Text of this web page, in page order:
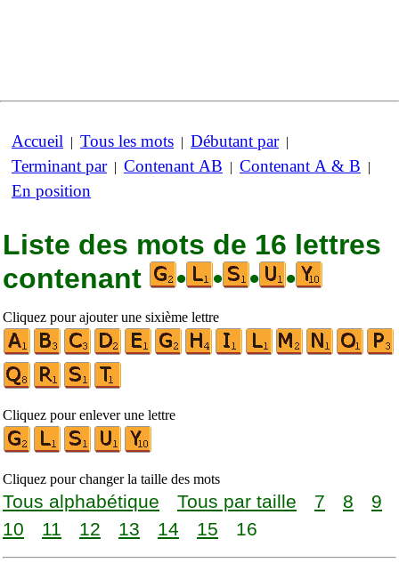
Accueil | Tous les mots | Débutant par|
Terminant par| Contenant AB | Contenant A & B |
En position
Liste des mots de 16 lettres
contenant
• • • •
Cliquez pour ajouter une sixième lettre
Cliquez pour enlever une lettre
Cliquez pour changer la taille des mots
Tous alphabétique Tous par taille 7 8
9
10
11 12 13 14 15 16